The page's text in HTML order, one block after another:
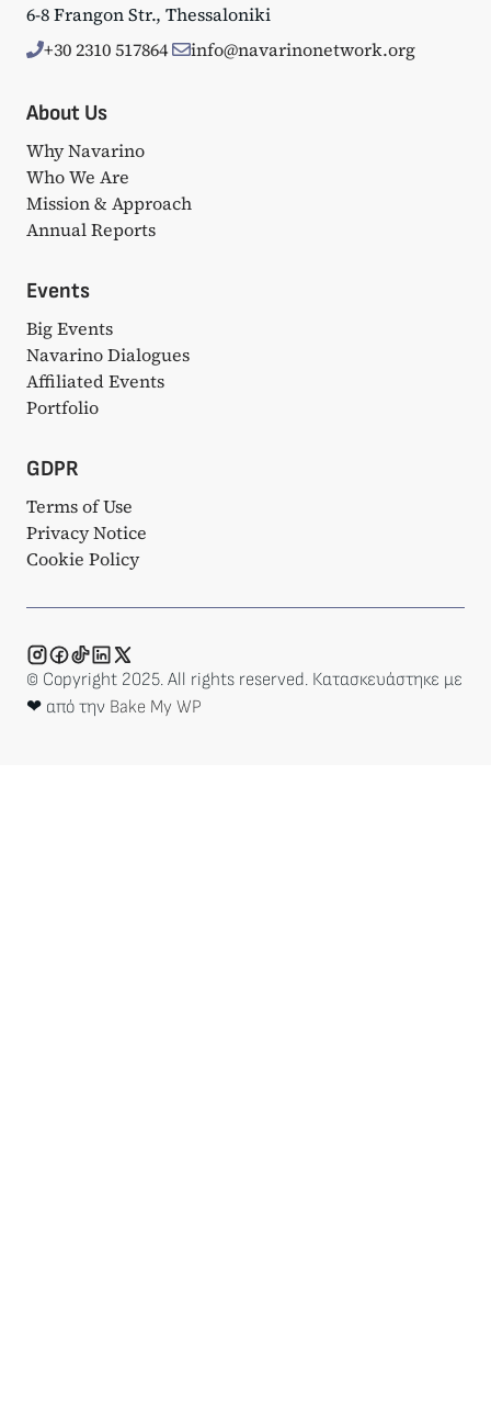
6-8 Frangon Str., Thessaloniki
+30 2310 517864
info@navarinonetwork.org
About Us
Why Navarino
Who We Are
Mission & Approach
Annual Reports
Events
Big Events
Navarino Dialogues
Affiliated Events
Portfolio
GDPR
Terms of Use
Privacy Notice
Cookie Policy
© Copyright 2025. All rights reserved. Κατασκευάστηκε με
❤ από την Bake My WP